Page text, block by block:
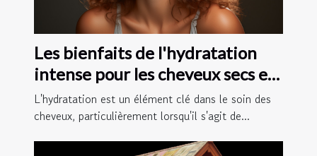
Les bienfaits de l'hydratation
intense pour les cheveux secs et
crépus
L'hydratation est un élément clé dans le soin des
cheveux, particulièrement lorsqu'il s'agit de...